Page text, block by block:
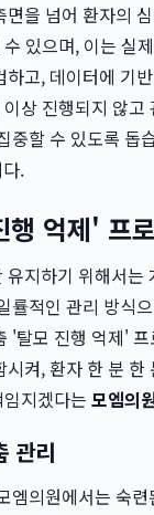
을 넘어 환자의
있으며, 이는 실
고, 데이터에 기
상 진행되지 않
중할 수 있도록 돕
.
억제' 프
지하기 위해서
률적인 관리 방식
'탈모 진행 억제'
켜, 환자 한 분
지겠다는 모엠의
관리
엠의원에서는 숙